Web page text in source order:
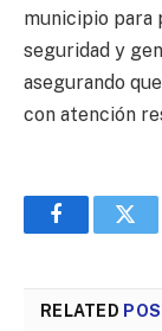
municipio
seguridad y
asegurando
con atención
Facebook
RELATED